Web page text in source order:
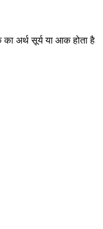
का अर्थ सूर्य या आक होता है